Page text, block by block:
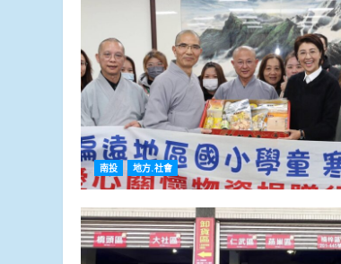
南投 地方.社會